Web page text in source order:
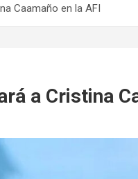
Caamaño en la AFI
a Cristina